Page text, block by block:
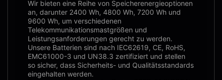
Wir bieten eine Reihe von Speicherenergieoptionen
an, darunter 2400 Wh, 4800 Wh, 7200 Wh und
9600 Wh, um verschiedenen
Telekommunikationsmastgrößen und
Leistungsanforderungen gerecht zu werden.
Unsere Batterien sind nach IEC62619, CE, RoHS,
EMC61000-3 und UN38.3 zertifiziert und stellen
so sicher, dass Sicherheits- und Qualitätsstandards
eingehalten werden.